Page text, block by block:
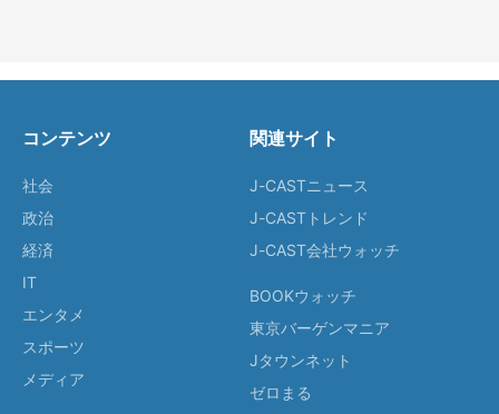
コンテンツ
社会
政治
経済
IT
エンタメ
スポーツ
メディア
関連サイト
J-CASTニュース
J-CASTトレンド
J-CAST会社ウォッチ
BOOKウォッチ
東京バーゲンマニア
Jタウンネット
ゼロまる